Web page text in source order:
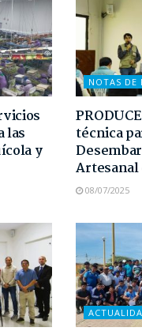
las
y
NOTAS DE
técnica
Artesanal
08/07/2025